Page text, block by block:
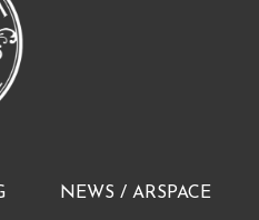
NEWS / ARSPACE